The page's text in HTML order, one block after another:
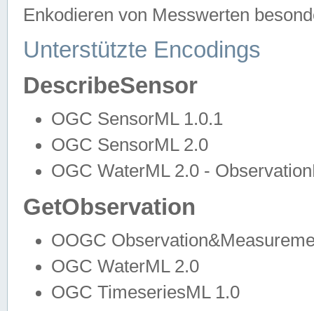
Enkodieren von Messwerten
Unterstützte Encodings
DescribeSensor
OGC SensorML 1.0.1
OGC SensorML 2.0
OGC WaterML 2.0 -
GetObservation
OOGC
OGC WaterML 2.0
OGC TimeseriesML 1.0